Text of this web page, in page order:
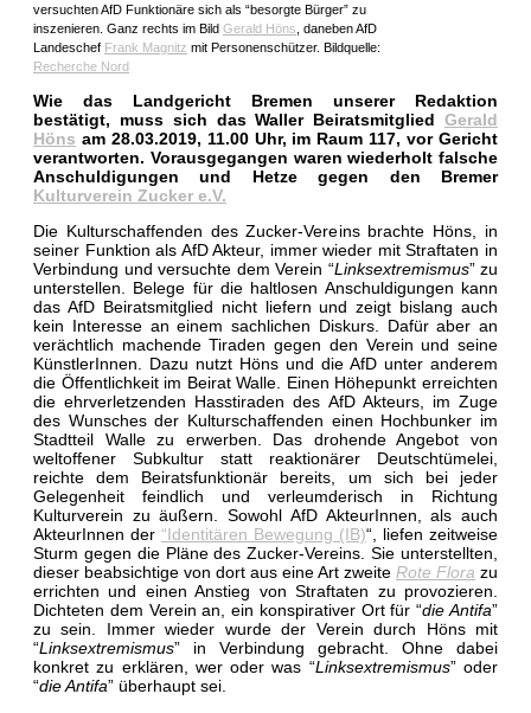
versuchten AfD Funktionäre sich als “besorgte Bürger” zu
inszenieren. Ganz rechts im Bild Gerald Höns , daneben AfD
Landeschef Frank Magnitz mit Personenschützer. Bildquelle:
Recherche Nord
Wie das Landgericht Bremen unserer Redaktion
bestätigt, muss sich das Waller Beiratsmitglied Gerald
Höns am 28.03.2019, 11.00 Uhr, im Raum 117, vor Gericht
verantworten. Vorausgegangen waren wiederholt falsche
Anschuldigungen und Hetze gegen den Bremer
Kulturverein Zucker e.V.
Die Kulturschaffenden des Zucker-Vereins brachte Höns, in
seiner Funktion als AfD Akteur, immer wieder mit Straftaten in
Verbindung und versuchte dem Verein “Linksextremismus” zu
unterstellen. Belege für die haltlosen Anschuldigungen kann
das AfD Beiratsmitglied nicht liefern und zeigt bislang auch
kein Interesse an einem sachlichen Diskurs. Dafür aber an
verächtlich machende Tiraden gegen den Verein und seine
KünstlerInnen. Dazu nutzt Höns und die AfD unter anderem
die Öffentlichkeit im Beirat Walle. Einen Höhepunkt erreichten
die ehrverletzenden Hasstiraden des AfD Akteurs, im Zuge
des Wunsches der Kulturschaffenden einen Hochbunker im
Stadtteil Walle zu erwerben. Das drohende Angebot von
weltoffener Subkultur statt reaktionärer Deutschtümelei,
reichte dem Beiratsfunktionär bereits, um sich bei jeder
Gelegenheit feindlich und verleumderisch in Richtung
Kulturverein zu äußern. Sowohl AfD AkteurInnen, als auch
AkteurInnen der “Identitären Bewegung (IB)“, liefen zeitweise
Sturm gegen die Pläne des Zucker-Vereins. Sie unterstellten,
dieser beabsichtige von dort aus eine Art zweite Rote Flora zu
errichten und einen Anstieg von Straftaten zu provozieren.
Dichteten dem Verein an, ein konspirativer Ort für “die Antifa”
zu sein. Immer wieder wurde der Verein durch Höns mit
“Linksextremismus” in Verbindung gebracht. Ohne dabei
konkret zu erklären, wer oder was “Linksextremismus” oder
“die Antifa” überhaupt sei.